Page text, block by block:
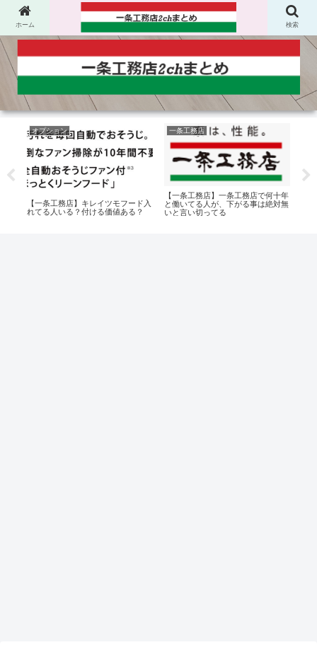
オプション
【一条工務店】キレイツモフード入
れてる人いる？付ける価値ある？
一条工務店
【一条工務店】一条工務店で何十年
と働いてる人が、下がる事は絶対無
いと言い切ってる
ホーム 検索